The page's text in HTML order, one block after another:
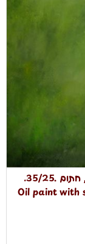
צבעי שמן בשפכטל על נייר מיוחד מוצמד לעץ, חתום .35/25.
Oil paint with